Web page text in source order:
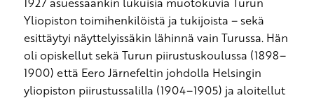
Yliopiston toimihenkilöistä ja tukijoista – sekä
esittäytyi näyttelyissäkin lähinnä vain Turussa. Hän
oli opiskellut sekä Turun piirustuskoulussa (1898–
1900) että Eero Järnefeltin johdolla Helsingin
yliopiston piirustussalilla (1904–1905) ja aloitellut